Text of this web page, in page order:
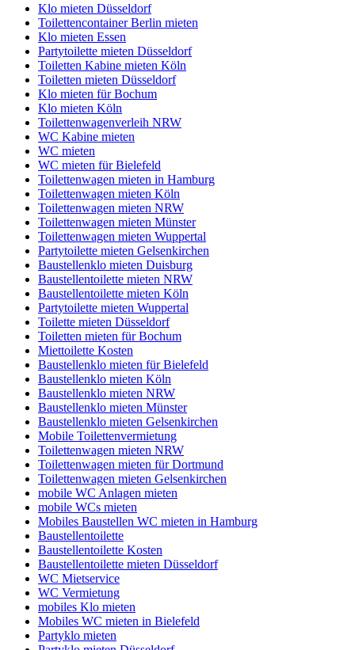
Klo mieten Düsseldorf
Toilettencontainer Berlin mieten
Klo mieten Essen
Partytoilette mieten Düsseldorf
Toiletten Kabine mieten Köln
Toiletten mieten Düsseldorf
Klo mieten für Bochum
Klo mieten Köln
Toilettenwagenverleih NRW
WC Kabine mieten
WC mieten
WC mieten für Bielefeld
Toilettenwagen mieten in Hamburg
Toilettenwagen mieten Köln
Toilettenwagen mieten NRW
Toilettenwagen mieten Münster
Toilettenwagen mieten Wuppertal
Partytoilette mieten Gelsenkirchen
Baustellenklo mieten Duisburg
Baustellentoilette mieten NRW
Baustellentoilette mieten Köln
Partytoilette mieten Wuppertal
Toilette mieten Düsseldorf
Toiletten mieten für Bochum
Miettoilette Kosten
Baustellenklo mieten für Bielefeld
Baustellenklo mieten Köln
Baustellenklo mieten NRW
Baustellenklo mieten Münster
Baustellenklo mieten Gelsenkirchen
Mobile Toilettenvermietung
Toilettenwagen mieten NRW
Toilettenwagen mieten für Dortmund
Toilettenwagen mieten Gelsenkirchen
mobile WC Anlagen mieten
mobile WCs mieten
Mobiles Baustellen WC mieten in Hamburg
Baustellentoilette
Baustellentoilette Kosten
Baustellentoilette mieten Düsseldorf
WC Mietservice
WC Vermietung
mobiles Klo mieten
Mobiles WC mieten in Bielefeld
Partyklo mieten